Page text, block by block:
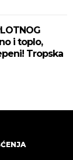
i toplo,
Tropska